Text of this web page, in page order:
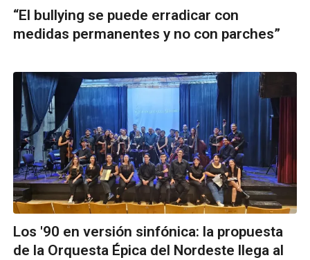
“El bullying se puede erradicar con
medidas permanentes y no con parches”
Los '90 en versión sinfónica: la propuesta
de la Orquesta Épica del Nordeste llega al